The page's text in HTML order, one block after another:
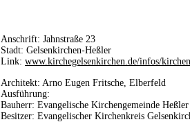
Anschrift: Jahnstraße 23
Stadt: Gelsenkirchen-Heßler
Link: www.kirchegelsenkirchen.de/infos/
Architekt: Arno Eugen Fritsche, Elberfeld
Ausführung:
Bauherr: Evangelische Kirchengemeinde Heßler
Besitzer: Evangelischer Kirchenkreis